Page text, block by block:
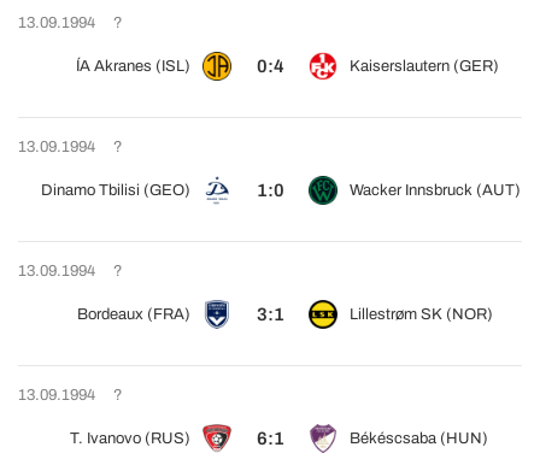
13.09.1994 ?
ÍA Akranes (ISL) 0:4 Kaiserslautern (GER)
13.09.1994 ?
Dinamo Tbilisi (GEO) 1:0 Wacker Innsbruck (AUT)
13.09.1994 ?
Bordeaux (FRA) 3:1 Lillestrøm SK (NOR)
13.09.1994 ?
T. Ivanovo (RUS) 6:1 Békéscsaba (HUN)